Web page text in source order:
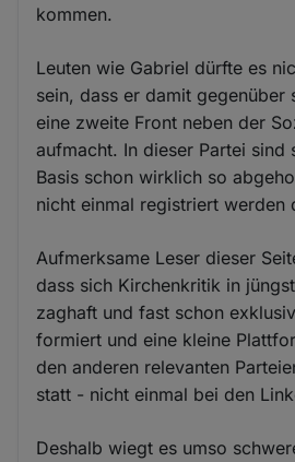
kommen.
Leuten wie Gabriel dürfte es
sein, dass er damit gegenüber
eine zweite Front neben der
aufmacht. In dieser Partei sind
Basis schon wirklich so
nicht einmal registriert werden
Aufmerksame Leser dieser
dass sich Kirchenkritik in
zaghaft und fast schon
formiert und eine kleine
den anderen relevanten
statt - nicht einmal bei den
Deshalb wiegt es umso